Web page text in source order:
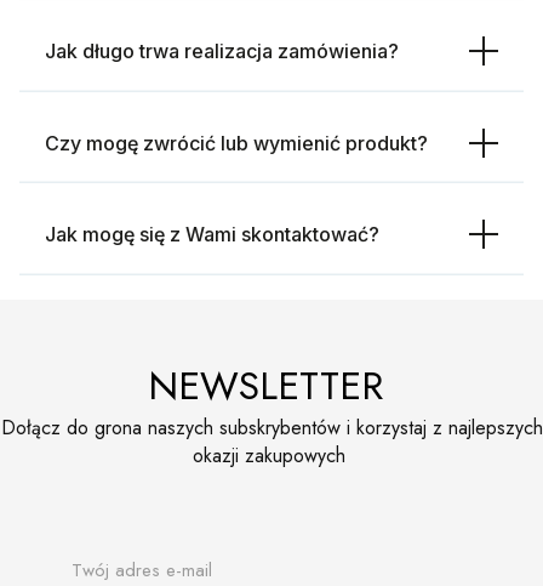
Jak długo trwa realizacja zamówienia?
Czy mogę zwrócić lub wymienić produkt?
Jak mogę się z Wami skontaktować?
NEWSLETTER
Dołącz do grona naszych subskrybentów i korzystaj z najlepszych
okazji zakupowych
Twój adres e-mail